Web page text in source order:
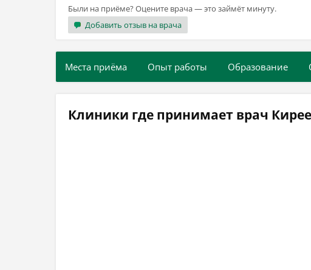
Были на приёме? Оцените врача — это займёт минуту.
Добавить отзыв на врача
Места приёма Опыт работы Образование
Клиники где принимает врач